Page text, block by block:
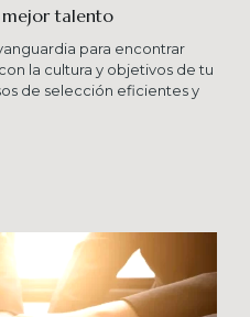
talento
para encontrar
la cultura y objetivos de tu
de selección eficientes y